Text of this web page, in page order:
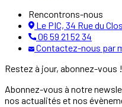
Rencontrons-nous
Le PIC, 34 Rue du
06 59 21 52 34
Contactez-nous par
Restez à jour, abonnez-vous !
Abonnez-vous à notre
nos actualités et nos